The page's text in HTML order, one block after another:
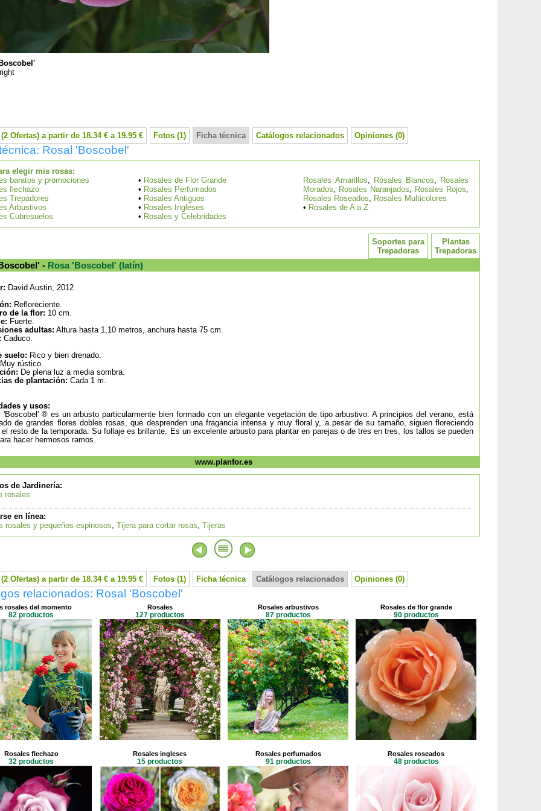
Ofertas) a partir de 18.34 € a 19.95 € Fotos (1) Ficha técnica Catálogos relacionados Opiniones (0)
Rosal 'Boscobel'
elegir mis rosas:
baratos y promociones
flechazo
Trepadores
Arbustivos
Cubresuelos
• Rosales de Flor Grande
• Rosales Perfumados
• Rosales Antiguos
• Rosales Ingleses
• Rosales y Celebridades
Rosales Amarillos, Rosales Blancos, Rosales
Morados, Rosales Naranjados, Rosales Rojos,
Rosales Roseados, Rosales Multicolores
• Rosales de A a Z
Plantas
Trepadoras
Soportes para
Trepadoras
- Rosa 'Boscobel' (latín)
David Austin, 2012
Refloreciente.
de la flor: 10 cm.
Fuerte.
adultas: Altura hasta 1,10 metros, anchura hasta 75 cm.
Caduco.
suelo: Rico y bien drenado.
Muy rústico.
De plena luz a media sombra.
de plantación: Cada 1 m.
y usos:
'Boscobel' ® es un arbusto particularmente bien formado con un elegante vegetación de tipo arbustivo. A principios del verano, está
de grandes flores dobles rosas, que desprenden una fragancia intensa y muy floral y, a pesar de su tamaño, siguen floreciendo
el resto de la temporada. Su follaje es brillante. Es un excelente arbusto para plantar en parejas o de tres en tres, los tallos se pueden
hacer hermosos ramos.
www.planfor.es
de Jardinería:
rosales
en línea:
rosales y pequeños espinosos, Tijera para cortar rosas, Tijeras
Ofertas) a partir de 18.34 € a 19.95 € Fotos (1) Ficha técnica Catálogos relacionados Opiniones (0)
relacionados: Rosal 'Boscobel'
rosales del momento
82 productos
Rosales
127 productos
Rosales arbustivos
87 productos
Rosales de flor grande
90 productos
Rosales flechazo
32 productos
Rosales ingleses
15 productos
Rosales perfumados
91 productos
Rosales roseados
48 productos